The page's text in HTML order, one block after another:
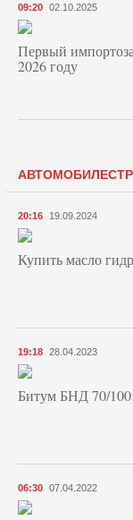
09:20 02.10.2025
Первый
2026 году
20:16 19.09.2024
Купить масло
19:18 28.04.2023
Битум БНД 70/
06:30 07.04.2022